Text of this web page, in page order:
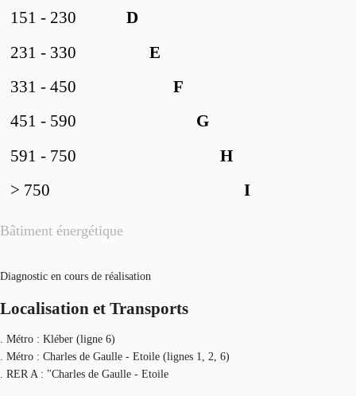
Bâtiment énergétique
D
151 - 230
E
231 - 330
F
331 - 450
G
451 - 590
H
591 - 750
I
> 750
Diagnostic en cours de réalisation
Localisation et Transports
. Métro : Kléber (ligne 6)
. Métro : Charles de Gaulle - Etoile (lignes 1, 2, 6)
. RER A : "Charles de Gaulle - Etoile